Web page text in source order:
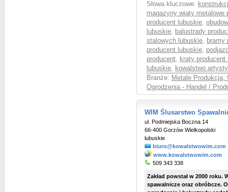
Słowa kluczowe:
magazyny wiaty metalowe
producent lubuskie,
lubuskie, balustrady
stalowych lubuskie, bramy
producent lubuskie,
producent, kraty producent
lubuskie, kowalstwo
Branże: Metale Produkcja,
Ogrodzenia - Handel /
WIM Ślusarstwo
ul. Podmiejska Boczna 14
66-400 Gorzów Wielkopolski
lubuskie
biuro@kowalstwowim.com
www.kowalstwowim.com
509 343 338
Zakład powstał w 2000
spawalnicze oraz obróbcze.